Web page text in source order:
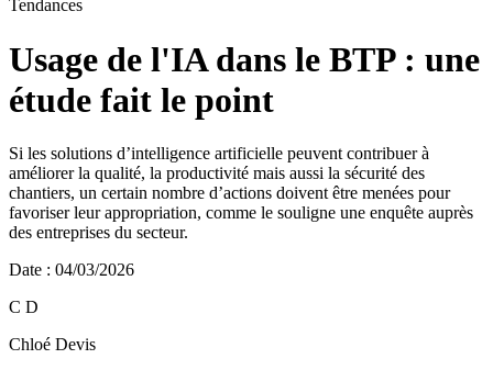
Tendances
Usage de l'IA dans le BTP : une
étude fait le point
Si les solutions d’intelligence artificielle peuvent contribuer à
améliorer la qualité, la productivité mais aussi la sécurité des
chantiers, un certain nombre d’actions doivent être menées pour
favoriser leur appropriation, comme le souligne une enquête auprès
des entreprises du secteur.
Date : 04/03/2026
C D
Chloé Devis